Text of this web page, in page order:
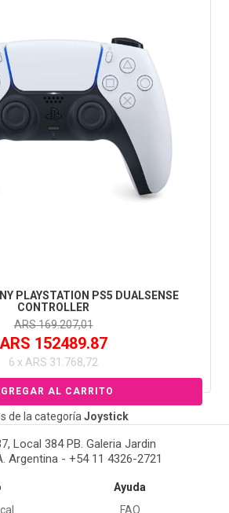
PLAYSTATION PS5 DUALSENSE
CONTROLLER
ARS 169.207,01
ARS 152489.87
6 x ARS 31.768,72
de la categoríaJoystick
Local 384 PB. Galeria Jardin
Argentina - +54 11 4326-2721
Ayuda
FAQ